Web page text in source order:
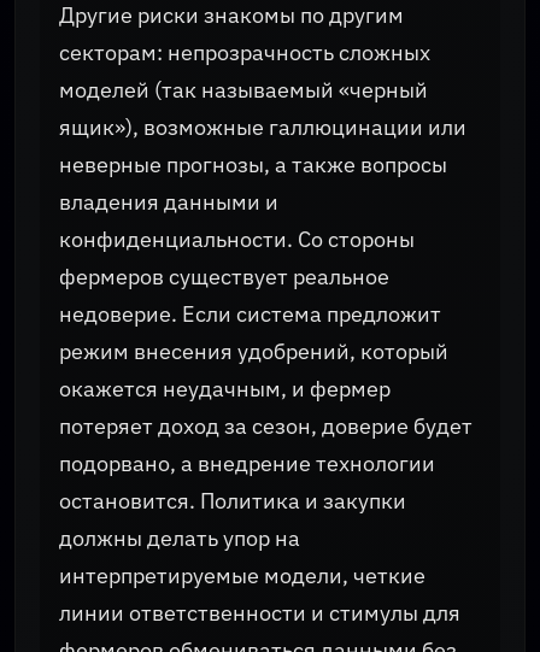
Другие риски знакомы по другим
секторам: непрозрачность сложных
моделей (так называемый «черный
ящик»), возможные галлюцинации или
неверные прогнозы, а также вопросы
владения данными и
конфиденциальности. Со стороны
фермеров существует реальное
недоверие. Если система предложит
режим внесения удобрений, который
окажется неудачным, и фермер
потеряет доход за сезон, доверие будет
подорвано, а внедрение технологии
остановится. Политика и закупки
должны делать упор на
интерпретируемые модели, четкие
линии ответственности и стимулы для